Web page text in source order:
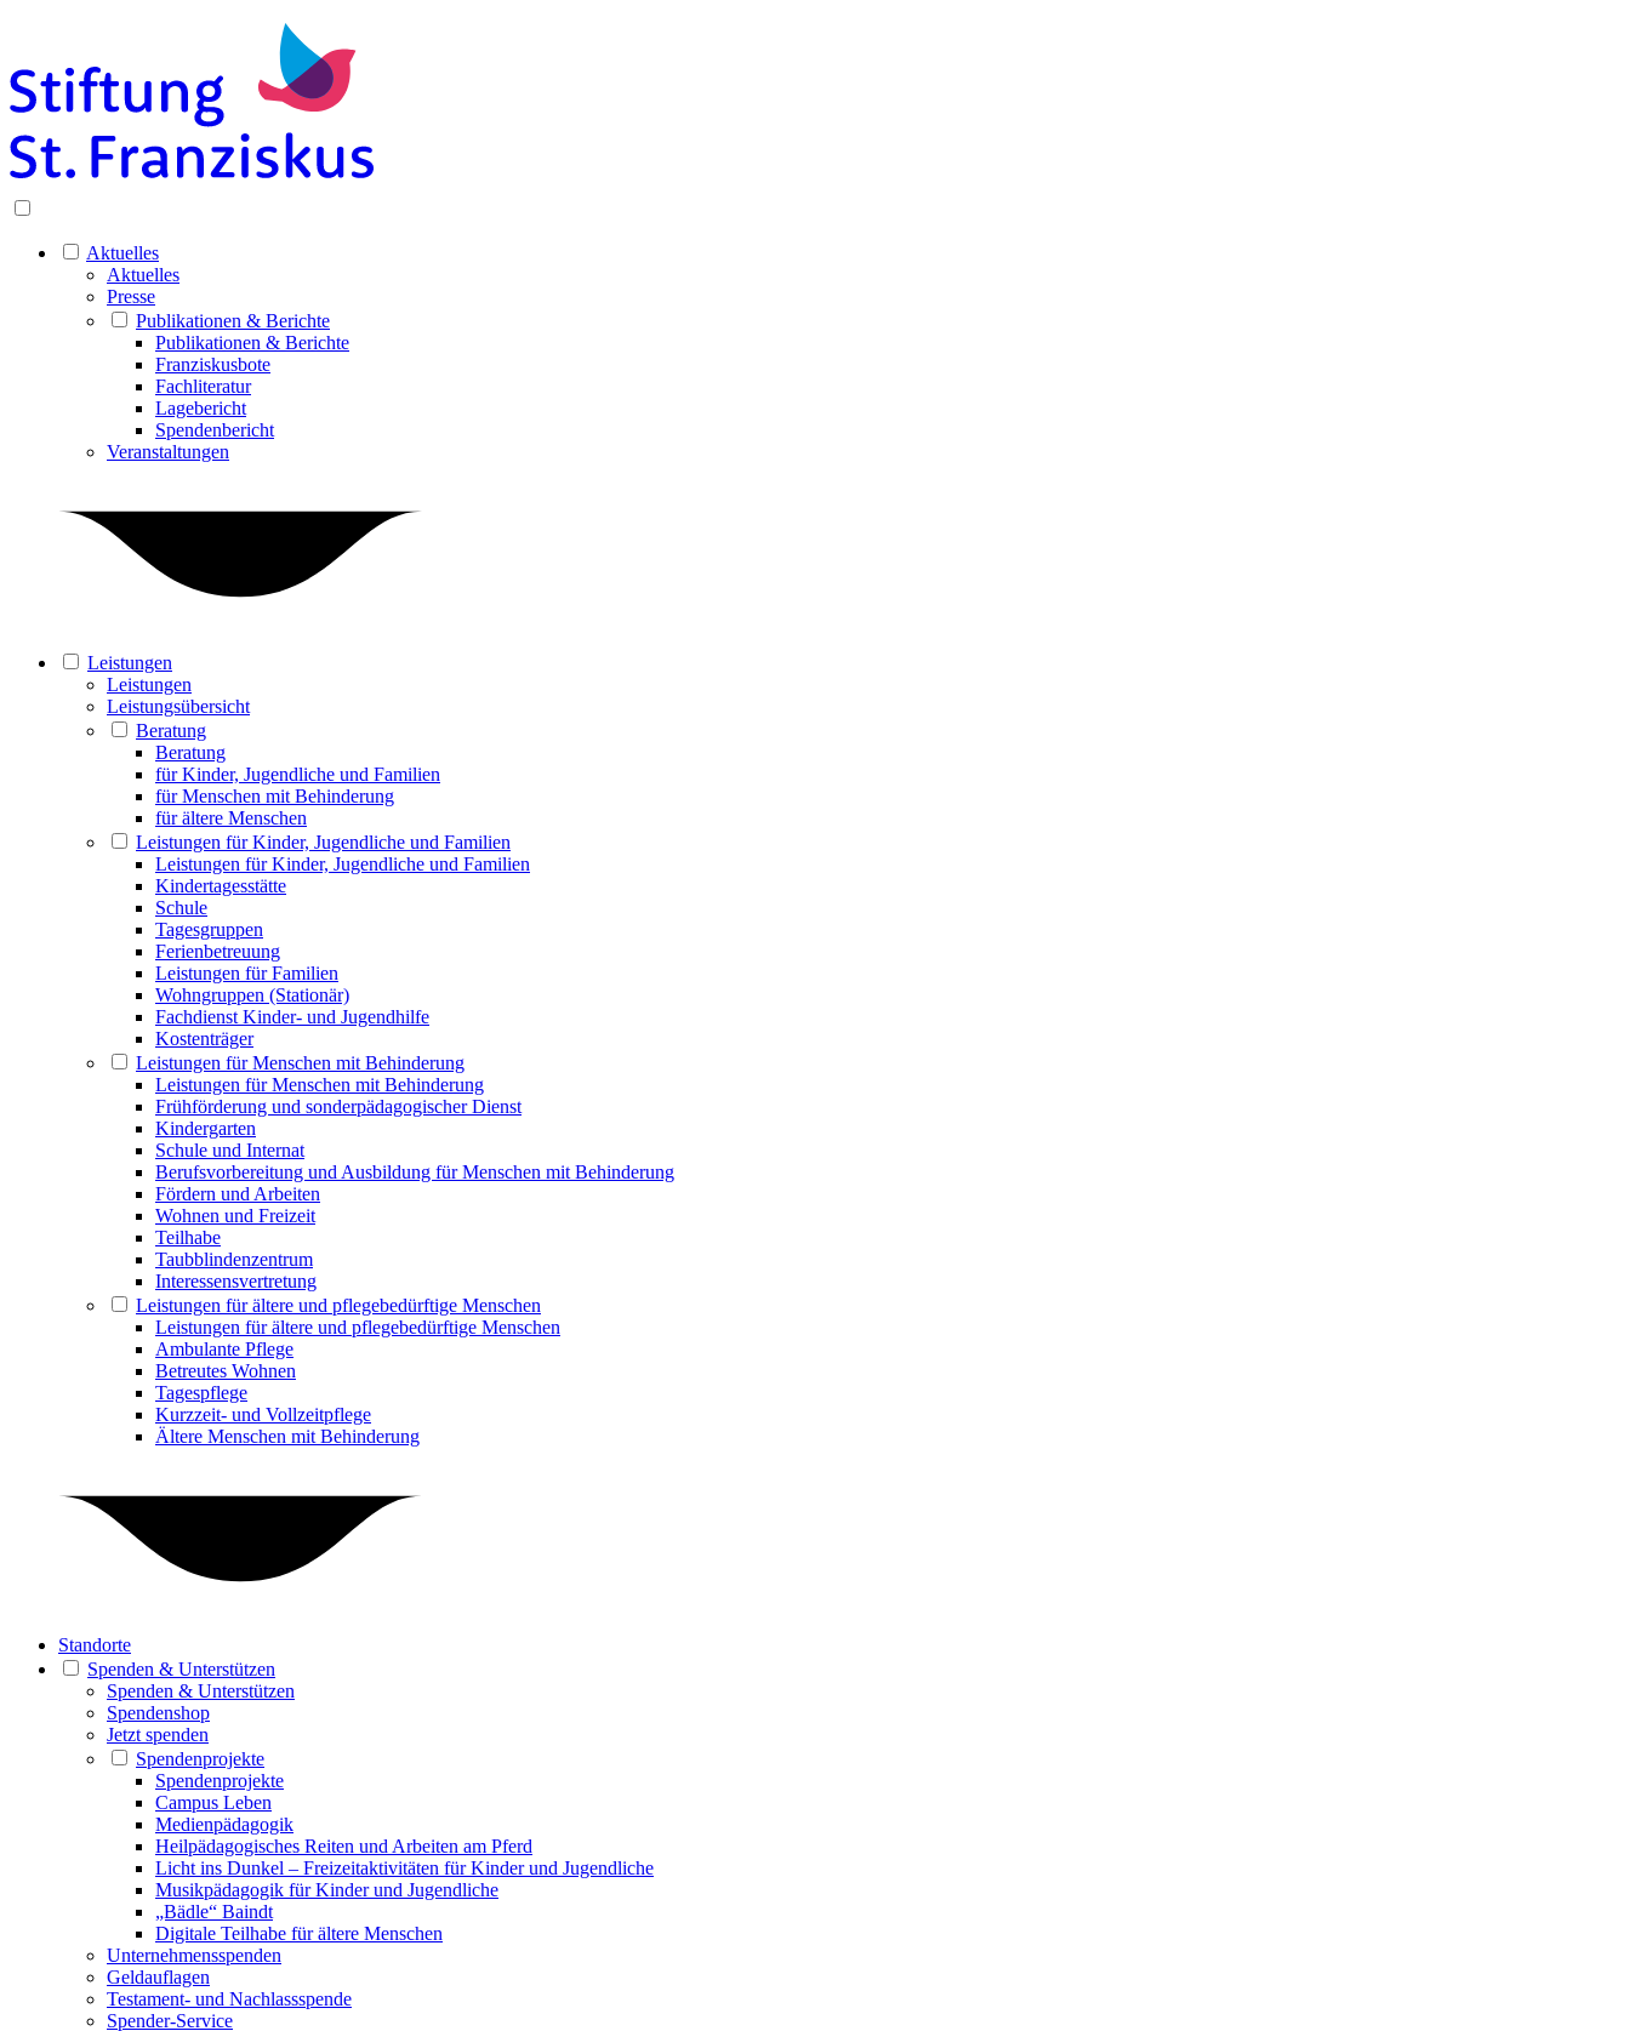
Aktuelles
Aktuelles
Presse
Publikationen & Berichte
Publikationen & Berichte
Franziskusbote
Fachliteratur
Lagebericht
Spendenbericht
Veranstaltungen
Leistungen
Leistungen
Leistungsübersicht
Beratung
Beratung
für Kinder, Jugendliche und Familien
für Menschen mit Behinderung
für ältere Menschen
Leistungen für Kinder, Jugendliche und Familien
Leistungen für Kinder, Jugendliche und Familien
Kindertagesstätte
Schule
Tagesgruppen
Ferienbetreuung
Leistungen für Familien
Wohngruppen (Stationär)
Fachdienst Kinder- und Jugendhilfe
Kostenträger
Leistungen für Menschen mit Behinderung
Leistungen für Menschen mit Behinderung
Frühförderung und sonderpädagogischer Dienst
Kindergarten
Schule und Internat
Berufsvorbereitung und Ausbildung für Menschen mit Behinderung
Fördern und Arbeiten
Wohnen und Freizeit
Teilhabe
Taubblindenzentrum
Interessensvertretung
Leistungen für ältere und pflegebedürftige Menschen
Leistungen für ältere und pflegebedürftige Menschen
Ambulante Pflege
Betreutes Wohnen
Tagespflege
Kurzzeit- und Vollzeitpflege
Ältere Menschen mit Behinderung
Standorte
Spenden & Unterstützen
Spenden & Unterstützen
Spendenshop
Jetzt spenden
Spendenprojekte
Spendenprojekte
Campus Leben
Medienpädagogik
Heilpädagogisches Reiten und Arbeiten am Pferd
Licht ins Dunkel – Freizeitaktivitäten für Kinder und Jugendliche
Musikpädagogik für Kinder und Jugendliche
„Bädle“ Baindt
Digitale Teilhabe für ältere Menschen
Unternehmensspenden
Geldauflagen
Testament- und Nachlassspende
Spender-Service